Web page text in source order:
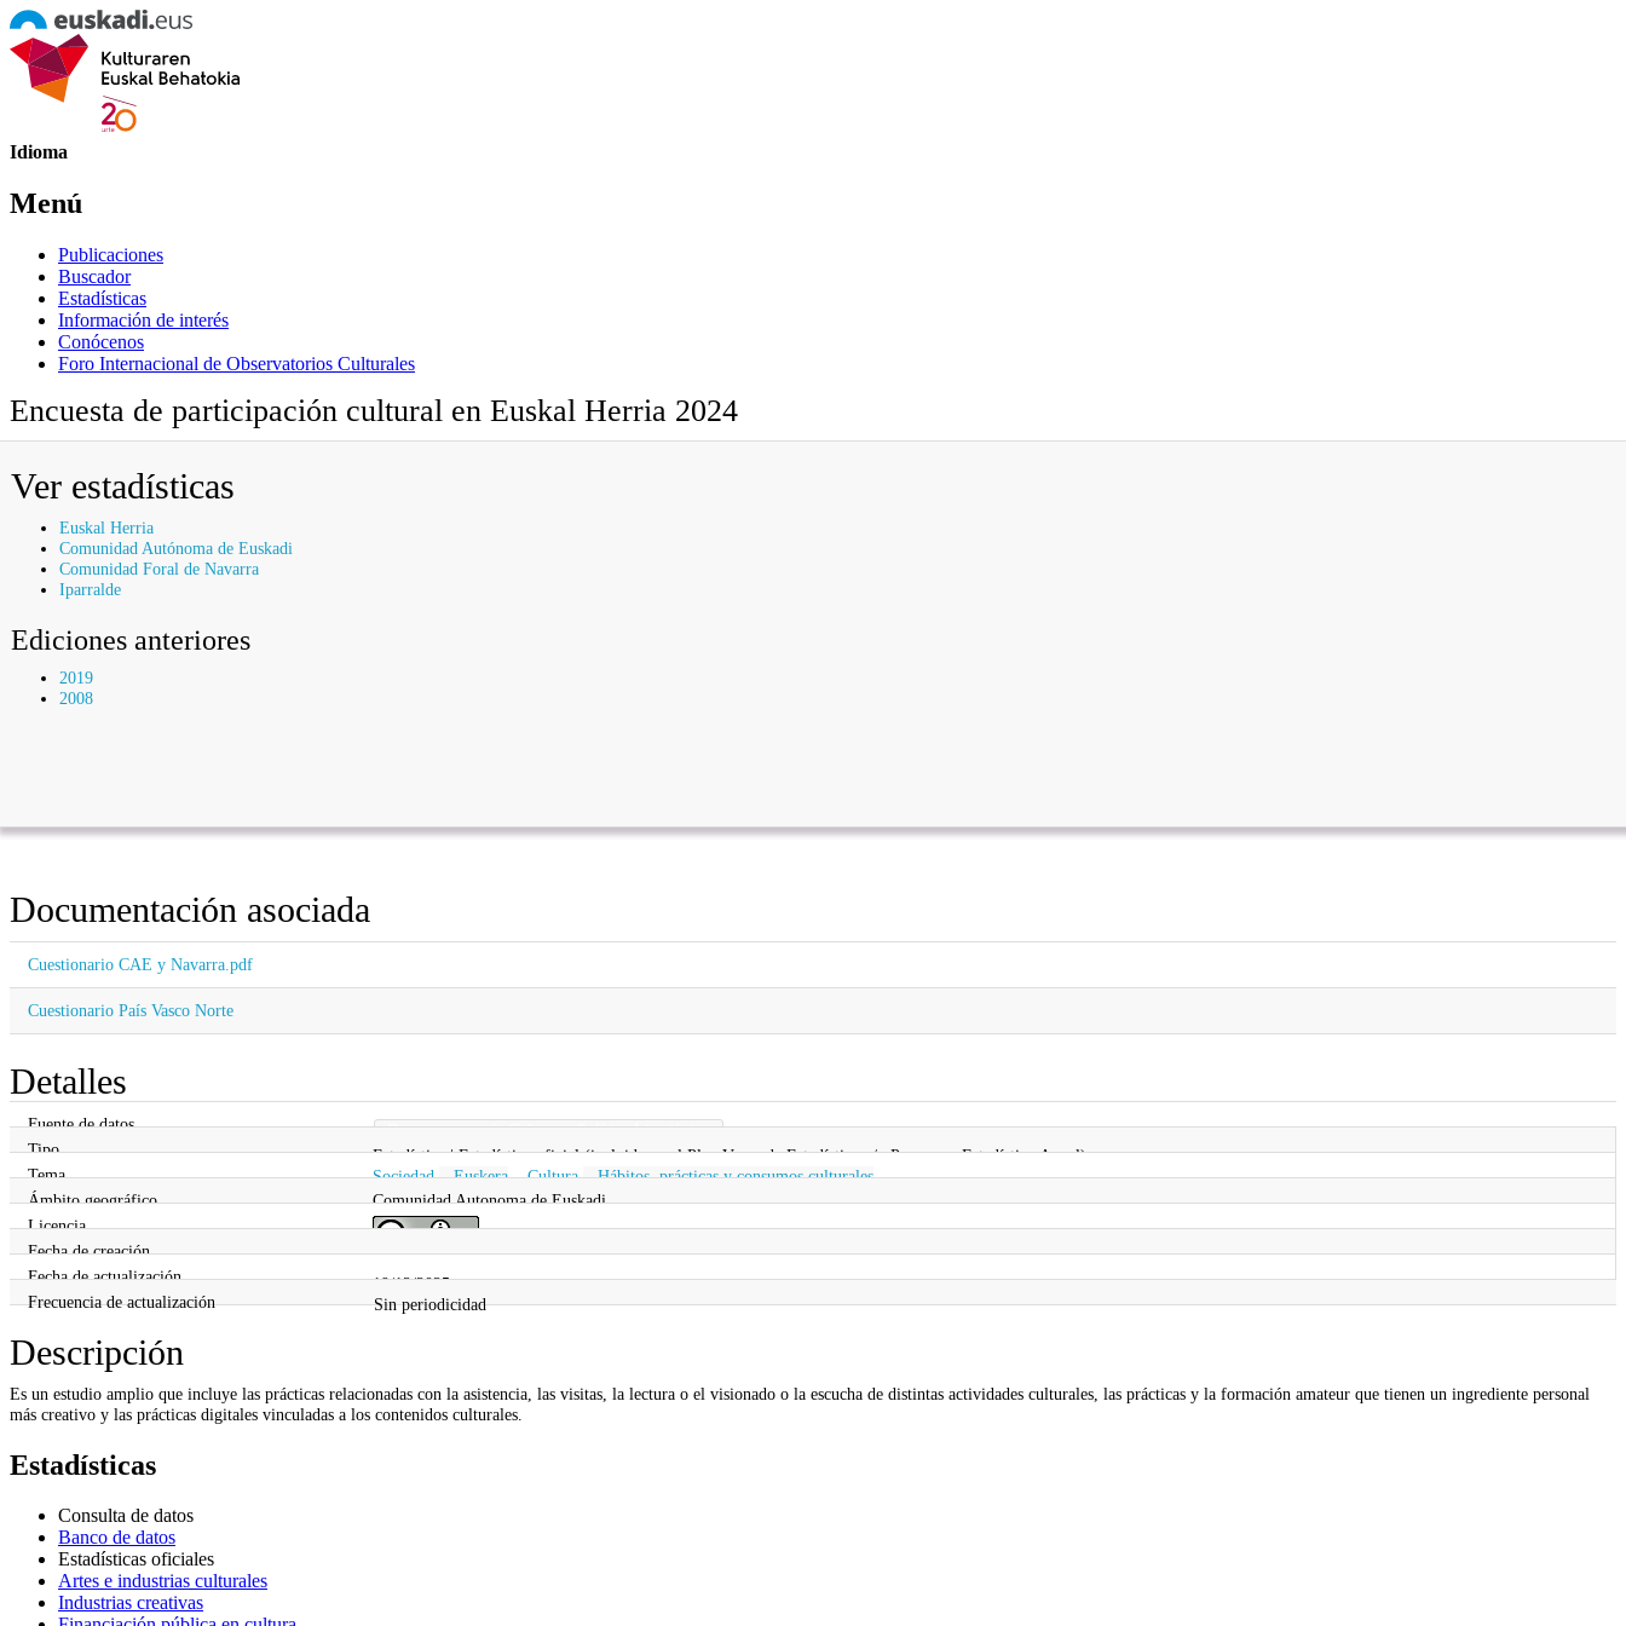
Idioma
Menú
Publicaciones
Buscador
Estadísticas
Información de interés
Conócenos
Foro Internacional de Observatorios Culturales
Encuesta de participación cultural en Euskal Herria 2024
Ver estadísticas
Euskal Herria
Comunidad Autónoma de Euskadi
Comunidad Foral de Navarra
Iparralde
Ediciones anteriores
2019
2008
Documentación asociada
Cuestionario CAE y Navarra.pdf
Cuestionario País Vasco Norte
Detalles
Fuente de datos Departamento de Cultura y Política Lingüística
Tipo
Estadística | Estadística oficial (incluida en el Plan Vasco de Estadística y/o Programa Estadístico Anual)
Tema
Sociedad ,Euskera ,Cultura ,Hábitos, prácticas y consumos culturales
Ámbito geográfico
Comunidad Autonoma de Euskadi
Licencia
Fecha de creación
Fecha de actualización
19/12/2025
Frecuencia de actualización
Sin periodicidad
Descripción
Es un estudio amplio que incluye las prácticas relacionadas con la asistencia, las visitas, la lectura o el visionado o la escucha de distintas actividades culturales, las prácticas y la formación amateur que tienen un ingrediente personal
más creativo y las prácticas digitales vinculadas a los contenidos culturales.
Estadísticas
Consulta de datos
Banco de datos
Estadísticas oficiales
Artes e industrias culturales
Industrias creativas